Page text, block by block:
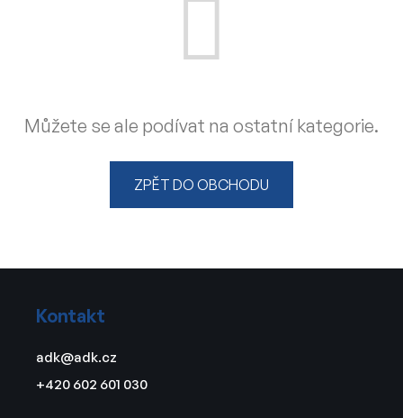
Můžete se ale podívat na ostatní kategorie.
ZPĚT DO OBCHODU
Kontakt
adk@adk.cz
+420 602 601 030